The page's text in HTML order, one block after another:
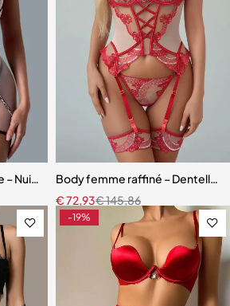
– Nuisette léopard avec coupe fluide et
Body femme raffiné – Dentelle,
€145,86
€72,93
-19%